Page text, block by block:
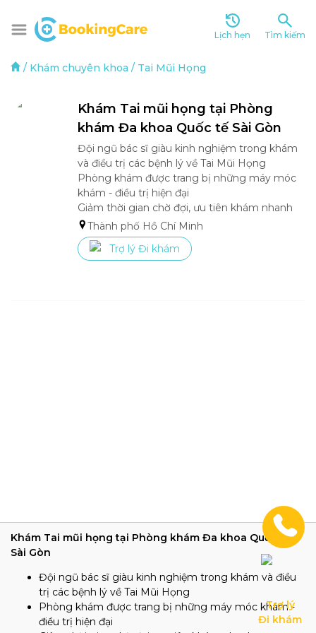
Lịch hẹn Tìm kiếm
/ Khám chuyên khoa / Tai Mũi Họng
Khám Tai mũi họng tại Phòng
khám Đa khoa Quốc tế Sài Gòn
Đội ngũ bác sĩ giàu kinh nghiệm trong khám
và điều trị các bệnh lý về Tai Mũi Họng
Phòng khám được trang bị những máy móc
khám - điều trị hiện đại
Giảm thời gian chờ đợi, ưu tiên khám nhanh
Thành phố Hồ Chí Minh
Trợ lý Đi khám
Khám Tai mũi họng tại Phòng khám Đa khoa Quốc tế
Sài Gòn
Đội ngũ bác sĩ giàu kinh nghiệm trong khám và điều
trị các bệnh lý về Tai Mũi Họng
Phòng khám được trang bị những máy móc khám -
điều trị hiện đại
Trợ lý
Đi khám